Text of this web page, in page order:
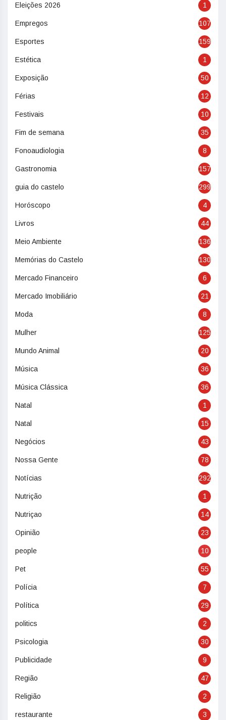
Eleições 2026 1
Empregos 107
Esportes 159
Estética 1
Exposição 50
Férias 12
Festivais 10
Fim de semana 35
Fonoaudiologia 8
Gastronomia 157
guia do castelo 299
Horóscopo 4
Livros 44
Meio Ambiente 136
Memórias do Castelo 130
Mercado Financeiro 6
Mercado Imobiliário 21
Moda 8
Mulher 125
Mundo Animal 20
Música 36
Música Clássica 36
Natal 1
Natal 15
Negócios 43
Nossa Gente 78
Notícias 292
Nutrição 1
Nutriçao 14
Opinião 23
people 10
Pet 55
Polícia 7
Política 29
politics 2
Psicologia 30
Publicidade 9
Região 47
Religião 2
restaurante 3